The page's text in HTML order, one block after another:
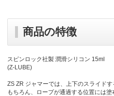
商品の特徴
スピンロック社製 潤滑シリコン 15ml
(Z-LUBE)
ZS ZR ジャマーでは、上下のスライドす
もちろん、ロープが通過する位置には塗